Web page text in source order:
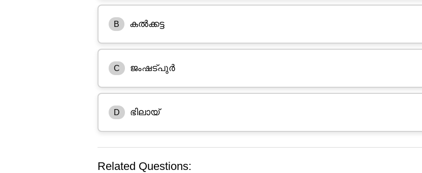
B കൽക്കട്ട
C ജംഷട്പുർ
D ഭിലായ്
Related Questions: